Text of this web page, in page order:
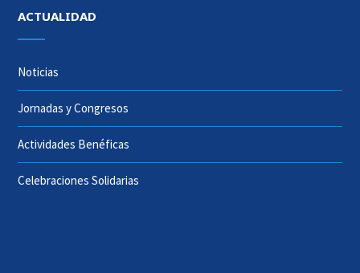
ACTUALIDAD
Noticias
Jornadas y Congresos
Actividades Benéficas
Celebraciones Solidarias